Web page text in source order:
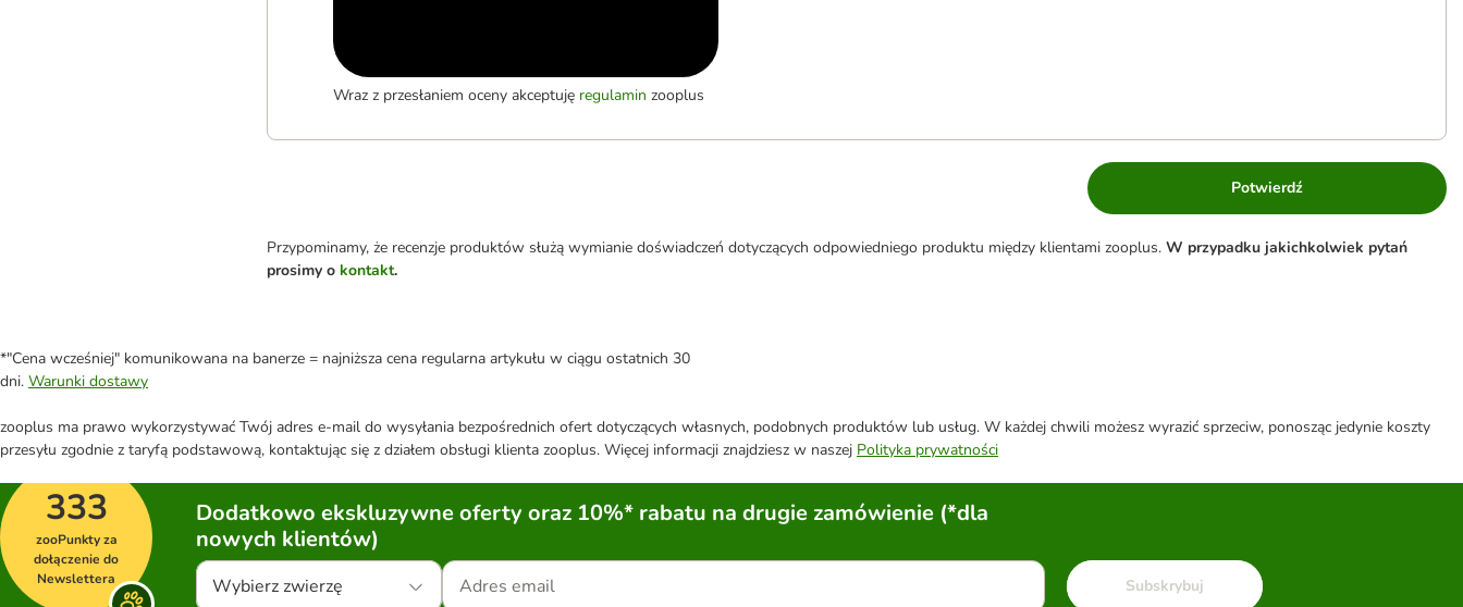
Wraz z przesłaniem oceny akceptuję regulamin zooplus
Potwierdź
Przypominamy, że recenzje produktów służą wymianie doświadczeń dotyczących odpowiedniego produktu między klientami zooplus. W przypadku jakichkolwiek pytań
prosimy o kontakt.
*"Cena wcześniej" komunikowana na banerze = najniższa cena regularna artykułu w ciągu ostatnich 30
dni. Warunki dostawy
zooplus ma prawo wykorzystywać Twój adres e-mail do wysyłania bezpośrednich ofert dotyczących własnych, podobnych produktów lub usług. W każdej chwili możesz wyrazić sprzeciw, ponosząc jedynie koszty
przesyłu zgodnie z taryfą podstawową, kontaktując się z działem obsługi klienta zooplus. Więcej informacji znajdziesz w naszej Polityka prywatności
333
zooPunkty za
dołączenie do
Newslettera
Dodatkowo ekskluzywne oferty oraz 10%* rabatu na drugie zamówienie (*dla
nowych klientów)
Wybierz zwierzę Subskrybuj